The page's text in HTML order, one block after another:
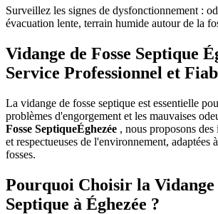
Surveillez les signes de dysfonctionnement :
évacuation lente, terrain humide autour de la
Vidange de Fosse Septique
Service Professionnel et
La vidange de fosse septique est essentielle
problèmes d'engorgement et les mauvaises
Fosse SeptiqueÉghezée , nous proposons
et respectueuses de l'environnement, adaptées
fosses.
Pourquoi Choisir la Vidange
Septique à Éghezée ?